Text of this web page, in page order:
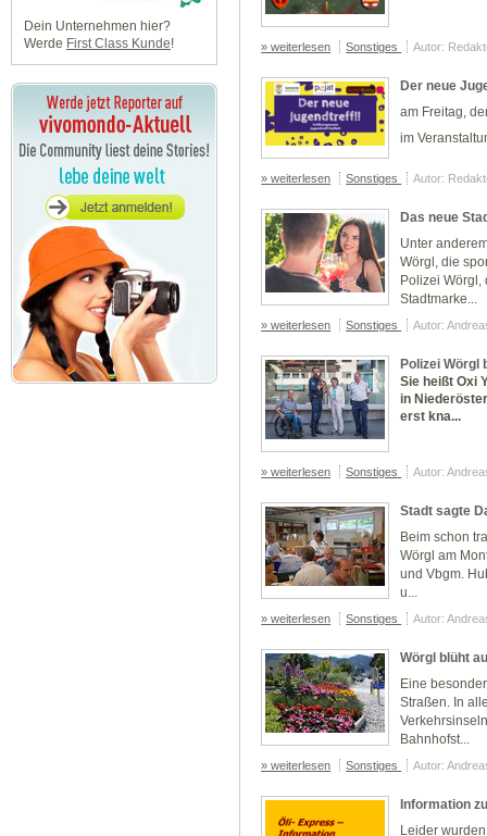
Dein Unternehmen hier?
Werde First Class Kunde! » weiterlesen Sonstiges Autor:
Der neue
am Freitag,
im
» weiterlesen Sonstiges Autor:
Das neue
Unter
Wörgl, die
Polizei Wörgl,
Stadtmarke...
» weiterlesen Sonstiges Autor:
Polizei Wörgl
Sie heißt Oxi
in
erst kna...
» weiterlesen Sonstiges Autor:
Stadt sagte
Beim schon
Wörgl am
und Vbgm.
u...
» weiterlesen Sonstiges Autor:
Wörgl blüht
Eine
Straßen. In
Bahnhofst...
» weiterlesen Sonstiges Autor:
Information
Leider